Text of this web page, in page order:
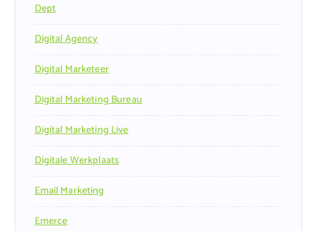
Dept
Digital Agency
Digital Marketeer
Digital Marketing Bureau
Digital Marketing Live
Digitale Werkplaats
Email Marketing
Emerce